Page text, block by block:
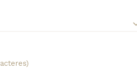
Perros para monta.
el resultado perfecto:
búsqueda